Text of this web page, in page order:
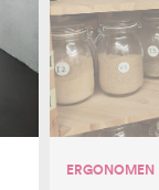
ERGONOMEN